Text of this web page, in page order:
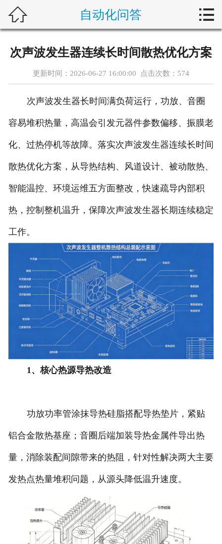
合作产品
服务案例
关于我们
联系我们
 自动化问答 
次声波发生器连续长时间散热优化方案
更新时间：2026-06-27 16:00:00 点击次数： 574
次声波发生器长时间满负荷运行，功放、音圈
容易堆积热量，高温会引发元器件参数偏移、振膜老
化、过热停机等故障。落实次声波发生器连续长时间
散热优化方案，从导热结构、风道设计、被动散热、
智能温控、环境运维五方面整改，快速疏导内部积
热，控制整机温升，保障次声波发生器长期连续稳定
工作。
1、核心热源导热改造
功放功率管涂抹导热硅脂搭配导热垫片，紧贴
铝合金散热基座；音圈后端加装导热金属件导出热
量，消除装配间隙带来的热阻，针对性解决两大主要
发热点热量堆积问题，从源头降低温升速度。